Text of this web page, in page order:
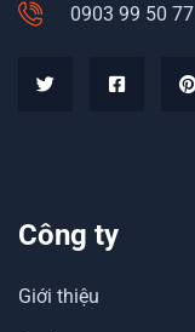
0903 99 50 77
Công ty
Giới thiệu